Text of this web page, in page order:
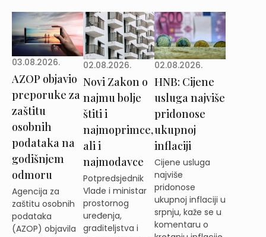
03.08.2026.
AZOP objavio
preporuke za
zaštitu
osobnih
podataka na
godišnjem
odmoru
Agencija za
zaštitu osobnih
podataka
(AZOP) objavila
02.08.2026.
Novi Zakon o
najmu bolje
štiti i
najmoprimce,
ali i
najmodavce
Potpredsjednik
Vlade i ministar
prostornog
uređenja,
graditeljstva i
02.08.2026.
HNB: Cijene
usluga najviše
pridonose
ukupnoj
inflaciji
Cijene usluga
najviše
pridonose
ukupnoj inflaciji u
srpnju, kaže se u
komentaru o